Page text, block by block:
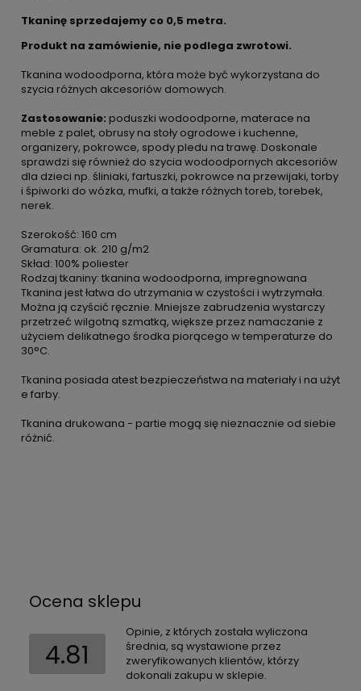
Tkaninę sprzedajemy co 0,5 metra.
Produkt na zamówienie, nie podlega zwrotowi.
Tkanina wodoodporna, która może być wykorzystana do
szycia różnych akcesoriów domowych.
Zastosowanie: poduszki wodoodporne, materace na
meble z palet, obrusy na stoły ogrodowe i kuchenne,
organizery, pokrowce, spody pledu na trawę. Doskonale
sprawdzi się również do szycia wodoodpornych akcesoriów
dla dzieci np. śliniaki, fartuszki, pokrowce na przewijaki, torby
i śpiworki do wózka, mufki, a także różnych toreb, torebek,
nerek.
Szerokość: 160 cm
Gramatura: ok. 210 g/m2
Skład: 100% poliester
Rodzaj tkaniny: tkanina wodoodporna, impregnowana
Tkanina jest łatwa do utrzymania w czystości i wytrzymała.
Można ją czyścić ręcznie. Mniejsze zabrudzenia wystarczy
przetrzeć wilgotną szmatką, większe przez namaczanie z
użyciem delikatnego środka piorącego w temperaturze do
30°C.
Tkanina posiada atest bezpieczeństwa na materiały i na użyt
e farby.
Tkanina drukowana - partie mogą się nieznacznie od siebie
różnić.
Ocena sklepu
4.81
Opinie, z których została wyliczona
średnia, są wystawione przez
zweryfikowanych klientów, którzy
dokonali zakupu w sklepie.